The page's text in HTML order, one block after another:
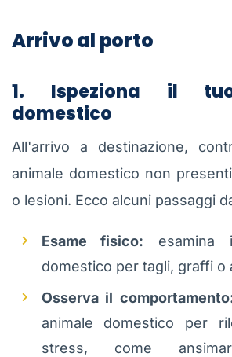
Arrivo al porto
1. Ispeziona il
domestico
All'arrivo a destinazione,
animale domestico non
o lesioni. Ecco alcuni passaggi
Esame fisico: esamina
domestico per tagli, graffi o
Osserva il
animale domestico per
stress, come